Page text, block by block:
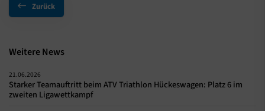
Zurück
Weitere News
21.06.2026
Starker Teamauftritt beim ATV Triathlon Hückeswagen: Platz 6 im
zweiten Ligawettkampf